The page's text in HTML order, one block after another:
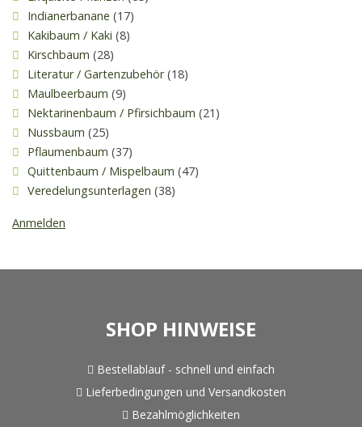
Indianerbanane (17)
Kakibaum / Kaki (8)
Kirschbaum (28)
Literatur / Gartenzubehör (18)
Maulbeerbaum (9)
Nektarinenbaum / Pfirsichbaum (21)
Nussbaum (25)
Pflaumenbaum (37)
Quittenbaum / Mispelbaum (47)
Veredelungsunterlagen (38)
Anmelden
SHOP HINWEISE
Bestellablauf - schnell und einfach
Lieferbedingungen und Versandkosten
Bezahlmöglichkeiten